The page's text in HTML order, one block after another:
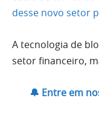
desse novo setor
A tecnologia de
setor financeiro,
🔔 Entre em